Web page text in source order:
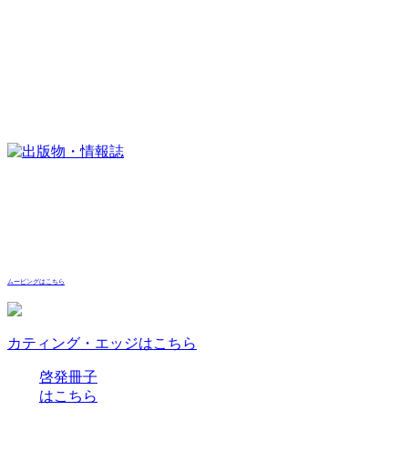
ムービングはこちら
カティング・エッジはこちら
啓発冊子
はこちら